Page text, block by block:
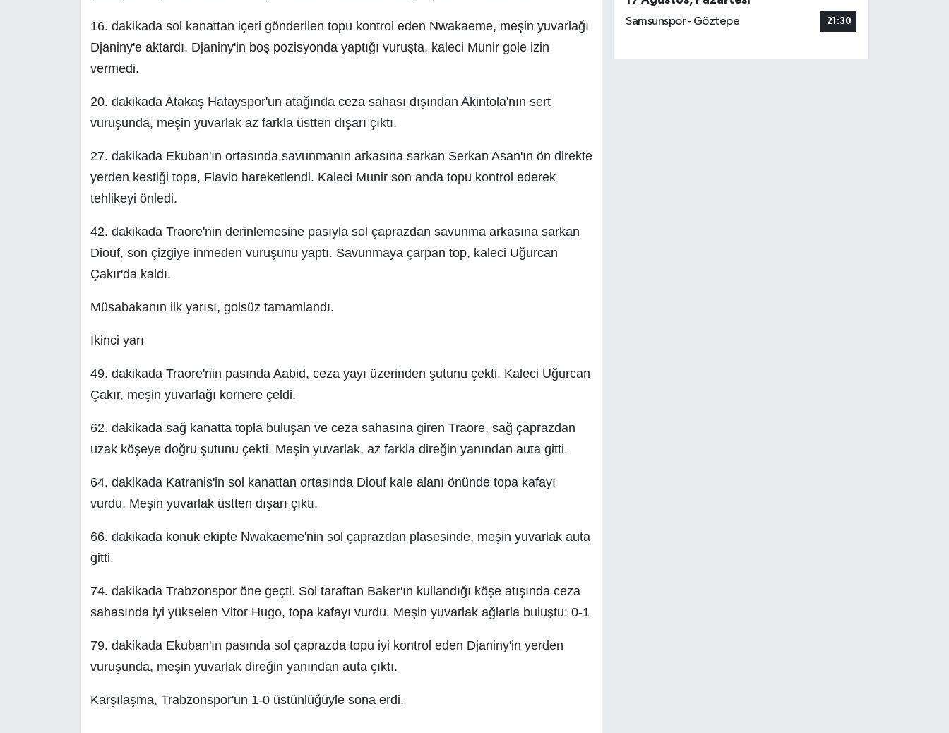
16. dakikada sol kanattan içeri gönderilen topu kontrol eden Nwakaeme, meşin yuvarlağı
Djaniny'e aktardı. Djaniny'in boş pozisyonda yaptığı vuruşta, kaleci Munir gole izin
vermedi.
20. dakikada Atakaş Hatayspor'un atağında ceza sahası dışından Akintola'nın sert
vuruşunda, meşin yuvarlak az farkla üstten dışarı çıktı.
27. dakikada Ekuban'ın ortasında savunmanın arkasına sarkan Serkan Asan'ın ön direkte
yerden kestiği topa, Flavio hareketlendi. Kaleci Munir son anda topu kontrol ederek
tehlikeyi önledi.
42. dakikada Traore'nin derinlemesine pasıyla sol çaprazdan savunma arkasına sarkan
Diouf, son çizgiye inmeden vuruşunu yaptı. Savunmaya çarpan top, kaleci Uğurcan
Çakır'da kaldı.
Müsabakanın ilk yarısı, golsüz tamamlandı.
İkinci yarı
49. dakikada Traore'nin pasında Aabid, ceza yayı üzerinden şutunu çekti. Kaleci Uğurcan
Çakır, meşin yuvarlağı kornere çeldi.
62. dakikada sağ kanatta topla buluşan ve ceza sahasına giren Traore, sağ çaprazdan
uzak köşeye doğru şutunu çekti. Meşin yuvarlak, az farkla direğin yanından auta gitti.
64. dakikada Katranis'in sol kanattan ortasında Diouf kale alanı önünde topa kafayı
vurdu. Meşin yuvarlak üstten dışarı çıktı.
66. dakikada konuk ekipte Nwakaeme'nin sol çaprazdan plasesinde, meşin yuvarlak auta
gitti.
74. dakikada Trabzonspor öne geçti. Sol taraftan Baker'ın kullandığı köşe atışında ceza
sahasında iyi yükselen Vitor Hugo, topa kafayı vurdu. Meşin yuvarlak ağlarla buluştu: 0-1
79. dakikada Ekuban'ın pasında sol çaprazda topu iyi kontrol eden Djaniny'in yerden
vuruşunda, meşin yuvarlak direğin yanından auta çıktı.
Karşılaşma, Trabzonspor'un 1-0 üstünlüğüyle sona erdi.
Samsunspor - Göztepe
21:30